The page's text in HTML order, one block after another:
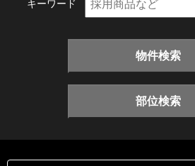
キーワード
物件検索
部位検索